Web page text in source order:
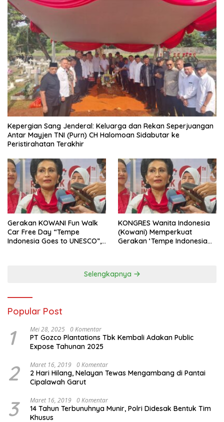
Kepergian Sang Jenderal: Keluarga dan Rekan Seperjuangan
Antar Mayjen TNI (Purn) CH Halomoan Sidabutar ke
Peristirahatan Terakhir
Gerakan KOWANI Fun Walk
Car Free Day “Tempe
Indonesia Goes to UNESCO”,
KONGRES Wanita Indonesia
(Kowani) Memperkuat
Gerakan ‘Tempe Indonesia
Selengkapnya
Popular Post
1 Mei 28, 2025 0 Komentar
PT Gozco Plantations Tbk Kembali Adakan Public
Expose Tahunan 2025
2 Maret 16, 2019 0 Komentar
2 Hari Hilang, Nelayan Tewas Mengambang di Pantai
Cipalawah Garut
3 Maret 16, 2019 0 Komentar
14 Tahun Terbunuhnya Munir, Polri Didesak Bentuk Tim
Khusus